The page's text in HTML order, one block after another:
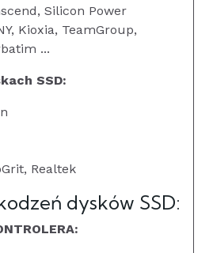
Silicon Power
Kioxia, TeamGroup,
...
SSD:
Realtek
dysków SSD: